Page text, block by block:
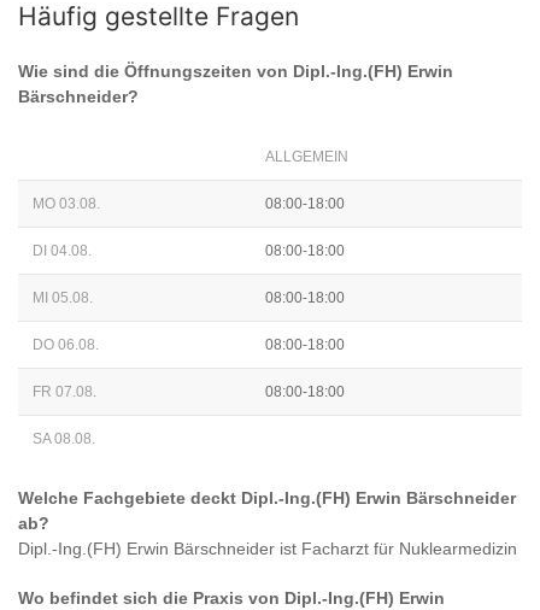
Häufig gestellte Fragen
Wie sind die Öffnungszeiten von Dipl.-Ing.(FH) Erwin
Bärschneider?
ALLGEMEIN
MO 03.08. 08:00-18:00
DI 04.08. 08:00-18:00
MI 05.08. 08:00-18:00
DO 06.08. 08:00-18:00
FR 07.08. 08:00-18:00
SA 08.08.
Welche Fachgebiete deckt Dipl.-Ing.(FH) Erwin Bärschneider
ab?
Dipl.-Ing.(FH) Erwin Bärschneider ist Facharzt für Nuklearmedizin
Wo befindet sich die Praxis von Dipl.-Ing.(FH) Erwin